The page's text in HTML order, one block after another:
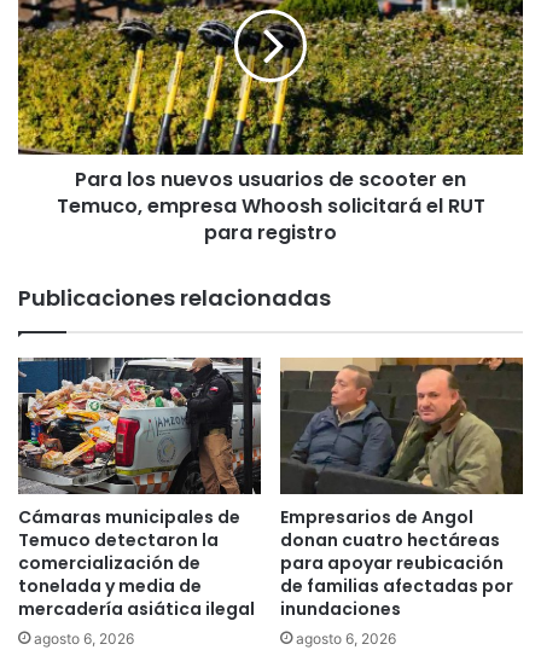
i
d
e
V
i
v
y
U
b
a
n
i
s
o
e
n
L
a
a
l
o
s
n
u
s
u
a
r
i
o
s
d
e
s
c
o
o
t
Para los nuevos usuarios de scooter en
Temuco, empresa Whoosh solicitará el RUT
para registro
Publicaciones relacionadas
Cámaras municipales de
Temuco detectaron la
comercialización de
tonelada y media de
mercadería asiática ilegal
agosto 6, 2026
Empresarios de Angol
donan cuatro hectáreas
para apoyar reubicación
de familias afectadas por
inundaciones
agosto 6, 2026